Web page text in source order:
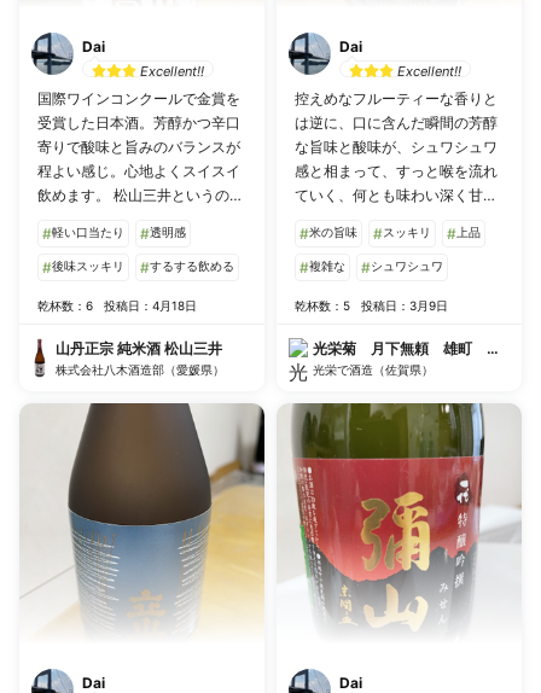
Dai
Excellent!!
国際ワインコンクールで金賞を
受賞した日本酒。芳醇かつ辛口
寄りで酸味と旨みのバランスが
程よい感じ。心地よくスイスイ
飲めます。 松山三井というのは
なんですね。初めて聞きまし
た。まだまだ勉強不足です。
#軽い口当たり #透明感
#後味スッキリ #するする飲める
乾杯数：6 投稿日：4月18日
山丹正宗 純米酒 松山三井
株式会社八木酒造部（愛媛県）
Dai
Dai
Excellent!!
控えめなフルーティーな香りと
は逆に、口に含んだ瞬間の芳醇
な旨味と酸味が、シュワシュワ
感と相まって、すっと喉を流れ
ていく、何とも味わい深く甘辛
コール度数が低めなラインナッ
プが多い光栄菊の中で17％と高
ます。
#米の旨味 #スッキリ # 上品
#複雑な #シュワシュワ
乾杯数：5 投稿日：3月9日
光栄菊 月下無頼 雄町 無濾過
光栄で酒造（佐賀県）
Dai